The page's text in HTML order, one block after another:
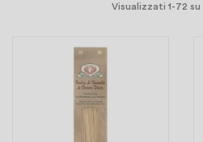
Visualizzati 1-72